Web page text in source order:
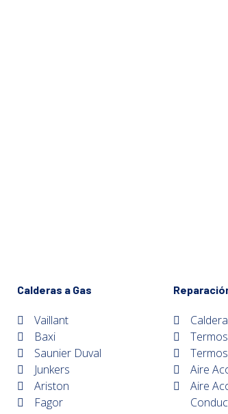
Calderas a Gas
Vaillant
Baxi
Saunier Duval
Junkers
Ariston
Fagor
Aire
Aire